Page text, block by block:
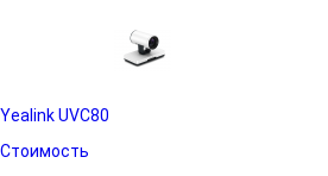
Yealink UVC80
Стоимость